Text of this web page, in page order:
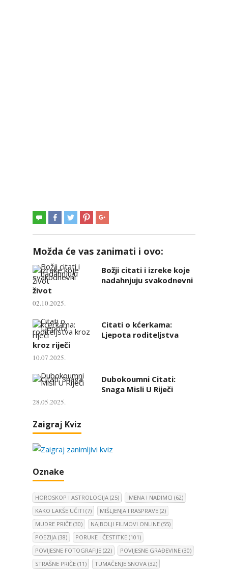
Možda će vas zanimati i ovo:
Božji citati i izreke koje
nadahnjuju svakodnevni
život
02.10.2025.
Citati o kćerkama:
Ljepota roditeljstva
kroz riječi
10.07.2025.
Dubokoumni Citati:
Snaga Misli U Riječi
28.05.2025.
Zaigraj Kviz
Oznake
HOROSKOP I ASTROLOGIJA (25) IMENA I NADIMCI (62)
KAKO LAKŠE UČITI (7) MIŠLJENJA I RASPRAVE (2)
MUDRE PRIČE (30) NAJBOLJI FILMOVI ONLINE (55)
POEZIJA (38) PORUKE I ČESTITKE (101)
POVIJESNE FOTOGRAFIJE (22) POVIJESNE GRAĐEVINE (30)
STRAŠNE PRIČE (11) TUMAČENJE SNOVA (32)